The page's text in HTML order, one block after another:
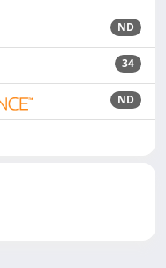
ND
34
ND